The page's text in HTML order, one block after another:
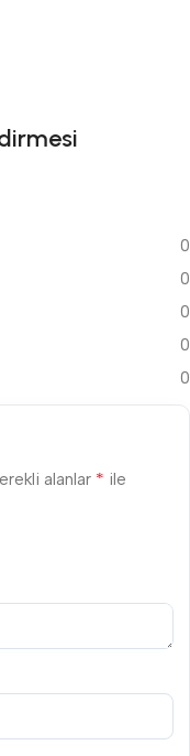
0
0
0
0
0
alanlar * ile